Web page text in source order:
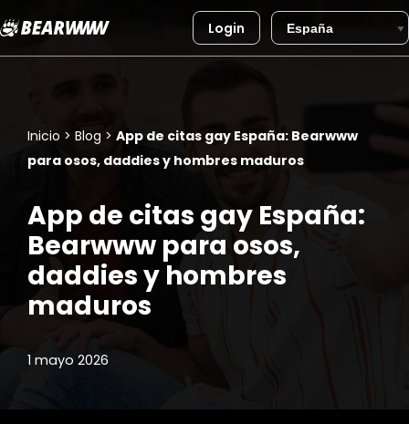
Saltar
Login
Inicio > Blog > App de citas gay España: Bearwww
para osos, daddies y hombres maduros
App de citas gay España:
Bearwww para osos,
daddies y hombres
maduros
1 mayo 2026